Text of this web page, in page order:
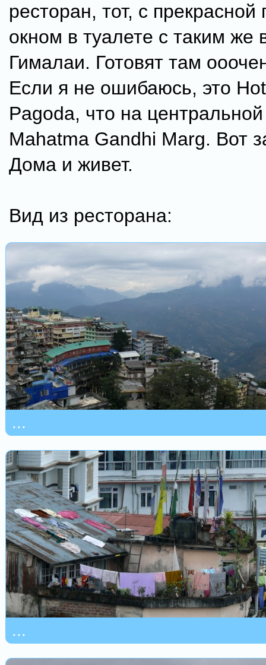
ресторан, тот, с
окном в туалете с таким же
Гималаи. Готовят там
Если я не ошибаюсь, это
Pagoda, что на
Mahatma Gandhi Marg. Вот
Дома и живет.
Вид из ресторана:
...
...